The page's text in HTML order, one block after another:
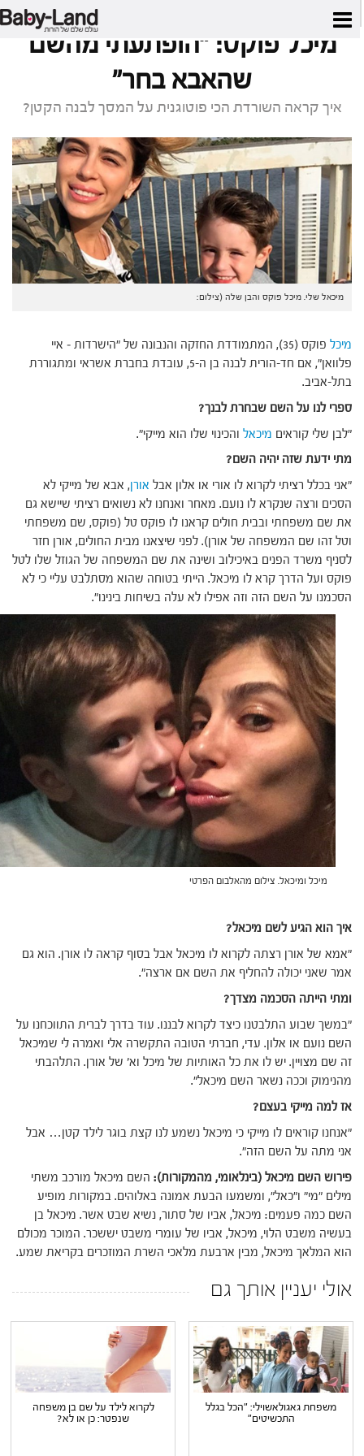
דף הבית מיכל פוקס: "הופתעתי מהשם שהאבא בחר"
מיכל פוקס: "הופתעתי מהשם
שהאבא בחר"
איך קראה השורדת הכי פוטוגנית על המסך לבנה הקטן?
מיכאל שלי. מיכל פוקס והבן שלה (צילום:
מיכל
פוקס (35), המתמודדת החזקה והנבונה של "הישרדות – איי
פלוואן", אם חד-הורית לבנה בן ה-5, עובדת בחברת אשראי ומתגוררת
בתל-אביב.
ספרי לנו על השם שבחרת לבנך?
"לבן שלי קוראים מיכאלוהכינוי שלו הוא מייקי".
מתי ידעת שזה יהיה השם?
"אני בכלל רציתי לקרוא לו אורי או אלון אבלאורן, אבא של מייקי לא
הסכים ורצה שנקרא לו נועם. מאחר ואנחנו לא נשואים רציתי שיישא גם
את שם משפחתי ובבית חולים קראנו לו פוקס טל (פוקס, שם משפחתי
וטל זהו שם המשפחה של אורן). לפני שיצאנו מבית החולים, אורן חזר
לסניף משרד הפנים באיכילוב ושינה את שם המשפחה של הגוזל שלו לטל
פוקס ועל הדרך קרא לו מיכאל. הייתי בטוחה שהוא מסתלבט עליי כי לא
הסכמנו על השם הזה וזה אפילו לא עלה בשיחות בינינו".
מיכל ומיכאל. צילום מהאלבום הפרטי
איך הוא הגיע לשם מיכאל?
"אמא של אורן רצתה לקרוא לו מיכאל אבל בסוף קראה לו אורן. הוא גם
אמר שאני יכולה להחליף את השם אם ארצה".
ומתי הייתה הסכמה מצדך?
"במשך שבוע התלבטנו כיצד לקרוא לבננו. עוד בדרך לברית התווכחנו על
השם נועם או אלון. עדי, חברתי הטובה התקשרה אלי ואמרה לי שמיכאל
זה שם מצויין. יש לו את כל האותיות של מיכל וא׳ של אורן. התלהבתי
מהנימוק וככה נשאר השם מיכאל".
אז למה מייקי בעצם?
"אנחנו קוראים לו מייקי כי מיכאל נשמע לנו קצת בוגר לילד קטן… אבל
אני מתה על השם הזה".
פירוש השם מיכאל (בינלאומי, מהמקורות):השם מיכאל מורכב משתי
מילים "מי" ו"כאל", ומשמעו הבעת אמונה באלוהים. במקורות מופיע
השם כמה פעמים: מיכאל, אביו של סתור, נשיא שבט אשר. מיכאל בן
בעשיה משבט הלוי, מיכאל, אביו של עומרי משבט יששכר. המוכר מכולם
הוא המלאך מיכאל, מבין ארבעת מלאכי השרת המוזכרים בקריאת שמע.
אולי יעניין אותך גם
משפחת גאגולאשוילי: "הכל בגלל
התכשיטים"
לקרוא לילד על שם בן משפחה
שנפטר: כן או לא?